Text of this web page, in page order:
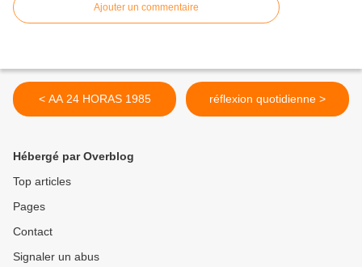
Ajouter un commentaire
< AA 24 HORAS 1985 réflexion quotidienne >
Hébergé par Overblog
Top articles
Pages
Contact
Signaler un abus